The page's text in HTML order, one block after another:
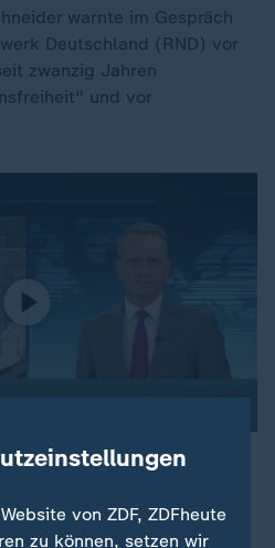
warnte im Gespräch
Deutschland (RND) vor
zwanzig Jahren
und vor
für kleine und
bei Steuern, Rente,
geplant. Kritik kommt aus der
von ZDF, ZDFheute
zu können, setzen wir